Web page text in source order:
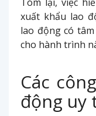
xuất khẩu lao
lao động có
cho hành trình
Các
động uy